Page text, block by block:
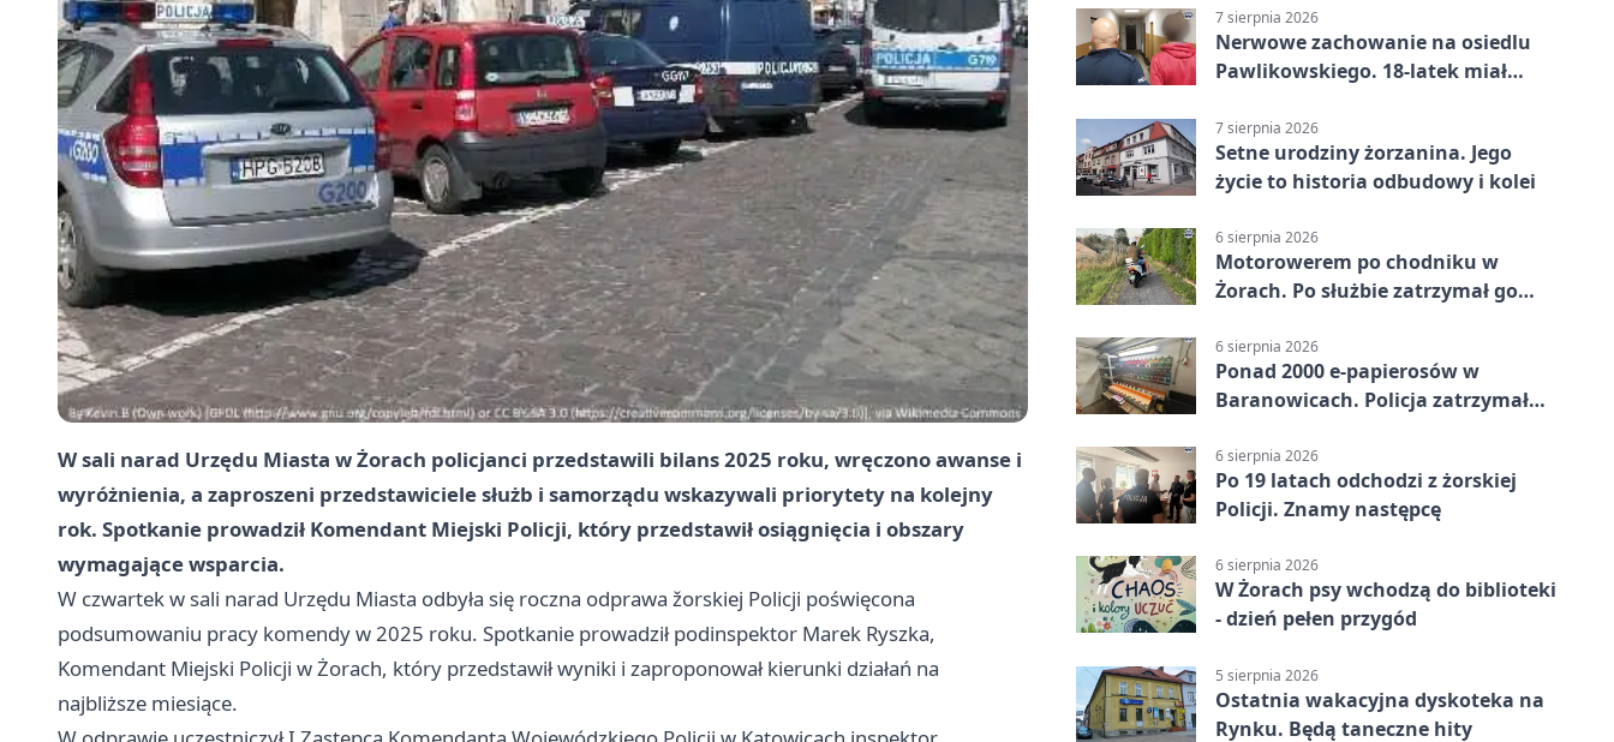
W sali narad Urzędu Miasta w Żorach policjanci przedstawili bilans 2025 roku, wręczono awanse i
wyróżnienia, a zaproszeni przedstawiciele służb i samorządu wskazywali priorytety na kolejny
rok. Spotkanie prowadził Komendant Miejski Policji, który przedstawił osiągnięcia i obszary
wymagające wsparcia.
W czwartek w sali narad Urzędu Miasta odbyła się roczna odprawa žorskiej Policji poświęcona
podsumowaniu pracy komendy w 2025 roku. Spotkanie prowadził podinspektor Marek Ryszka,
Komendant Miejski Policji w Żorach, który przedstawił wyniki i zaproponował kierunki działań na
najbliższe miesiące.
7 sierpnia 2026
Nerwowe zachowanie na osiedlu
Pawlikowskiego. 18-latek miał
7 sierpnia 2026
Setne urodziny żorzanina. Jego
życie to historia odbudowy i kolei
6 sierpnia 2026
Motorowerem po chodniku w
Żorach. Po służbie zatrzymał go
6 sierpnia 2026
Ponad 2000 e-papierosów w
Baranowicach. Policja zatrzymała
6 sierpnia 2026
Po 19 latach odchodzi z żorskiej
Policji. Znamy następcę
6 sierpnia 2026
W Żorach psy wchodzą do biblioteki
- dzień pełen przygód
5 sierpnia 2026
Ostatnia wakacyjna dyskoteka na
Rynku. Będą taneczne hity